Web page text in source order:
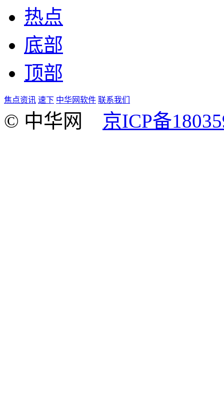
热点
底部
顶部
焦点资讯 速下 中华网软件 联系我们
© 中华网 京ICP备